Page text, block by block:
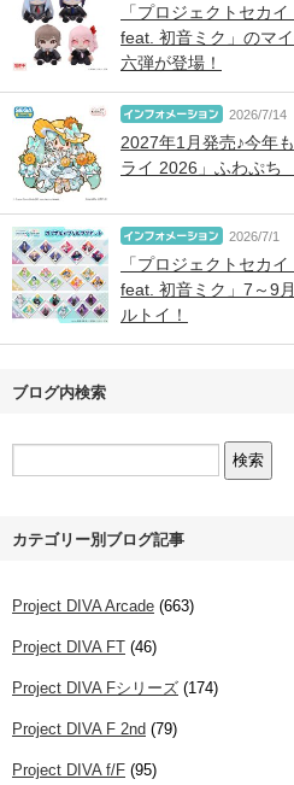
「プロジェクトセカ
feat. 初音ミク」のマ
六弾が登場！
2026/7/14
2027年1月発売♪今年
ライ 2026」ふわぷち
2026/7/1
「プロジェクトセカ
feat. 初音ミク」7～9
ルトイ！
ブログ内検索
カテゴリー別ブログ記事
Project DIVA Arcade (663)
Project DIVA FT (46)
Project DIVA Fシリーズ (174)
Project DIVA F 2nd (79)
Project DIVA f/F (95)